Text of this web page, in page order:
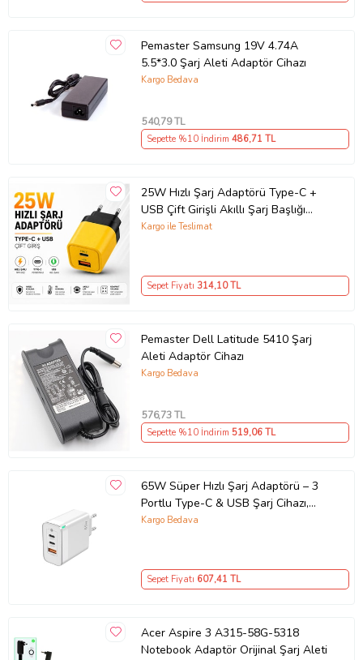
Pemaster Samsung 19V 4.74A
5.5*3.0 Şarj Aleti Adaptör Cihazı
Kargo Bedava
540,79 TL
Sepette %10 İndirim 486,71 TL
25W Hızlı Şarj Adaptörü Type-C +
USB Çift Girişli Akıllı Şarj Başlığı
Kompakt Tasarım
Kargo ile Teslimat
Sepet Fiyatı 314,10 TL
Pemaster Dell Latitude 5410 Şarj
Aleti Adaptör Cihazı
Kargo Bedava
576,73 TL
Sepette %10 İndirim 519,06 TL
65W Süper Hızlı Şarj Adaptörü – 3
Portlu Type-C & USB Şarj Cihazı,
GaN Teknolojili 65W Hızlı Şarj Cihazı
Adaptörü – Type-C ve USB Çıkışlı,
Evrensel 65W Duvar Tipi Şarj
Kargo Bedava
Sepet Fiyatı 607,41 TL
Acer Aspire 3 A315-58G-5318
Notebook Adaptör Orijinal Şarj Aleti